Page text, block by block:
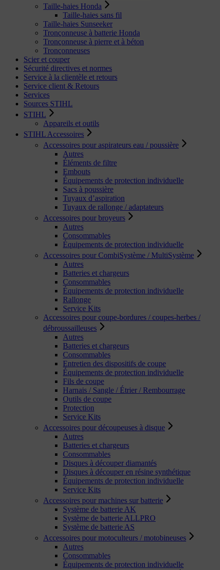
Taille-haies Honda
Taille-haies sans fil
Taille-haies Sunseeker
Tronçonneuse à batterie Honda
Tronçonneuse à pierre et à béton
Tronçonneuses
Scier et couper
Sécurité directives et normes
Service à la clientèle et retours
Service client & Retours
Services
Sources STIHL
STIHL
Appareils et outils
STIHL Accessoires
Accessoires pour aspirateurs eau / poussière
Autres
Éléments de filtre
Embouts
Équipements de protection individuelle
Sacs à poussière
Tuyaux d’aspiration
Tuyaux de rallonge / adaptateurs
Accessoires pour broyeurs
Autres
Consommables
Équipements de protection individuelle
Accessoires pour CombiSystème / MultiSystème
Autres
Batteries et chargeurs
Consommables
Équipements de protection individuelle
Rallonge
Service Kits
Accessoires pour coupe-bordures / coupes-herbes /
débroussailleuses
Autres
Batteries et chargeurs
Consommables
Entretien des dispositifs de coupe
Équipements de protection individuelle
Fils de coupe
Harnais / Sangle / Étrier / Rembourrage
Outils de coupe
Protection
Service Kits
Accessoires pour découpeuses à disque
Autres
Batteries et chargeurs
Consommables
Disques à découper diamantés
Disques à découper en résine synthétique
Équipements de protection individuelle
Service Kits
Accessoires pour machines sur batterie
Système de batterie AK
Système de batterie ALLPRO
Système de batterie AS
Accessoires pour motoculteurs / motobineuses
Autres
Consommables
Équipements de protection individuelle